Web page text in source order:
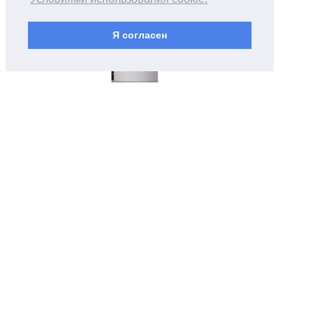
Я согласен